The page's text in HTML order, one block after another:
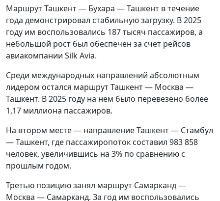
Маршрут Ташкент — Бухара — Ташкент в течение
года демонстрировал стабильную загрузку. В 2025
году им воспользовались 187 тысяч пассажиров, а
небольшой рост был обеспечен за счет рейсов
авиакомпании Silk Avia.
Среди международных направлений абсолютным
лидером остался маршрут Ташкент — Москва —
Ташкент. В 2025 году на нем было перевезено более
1,17 миллиона пассажиров.
На втором месте — направление Ташкент — Стамбул
— Ташкент, где пассажиропоток составил 983 858
человек, увеличившись на 3% по сравнению с
прошлым годом.
Третью позицию занял маршрут Самарканд —
Москва — Самарканд. За год им воспользовались